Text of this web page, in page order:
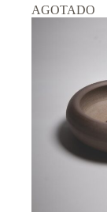
AGOTADO